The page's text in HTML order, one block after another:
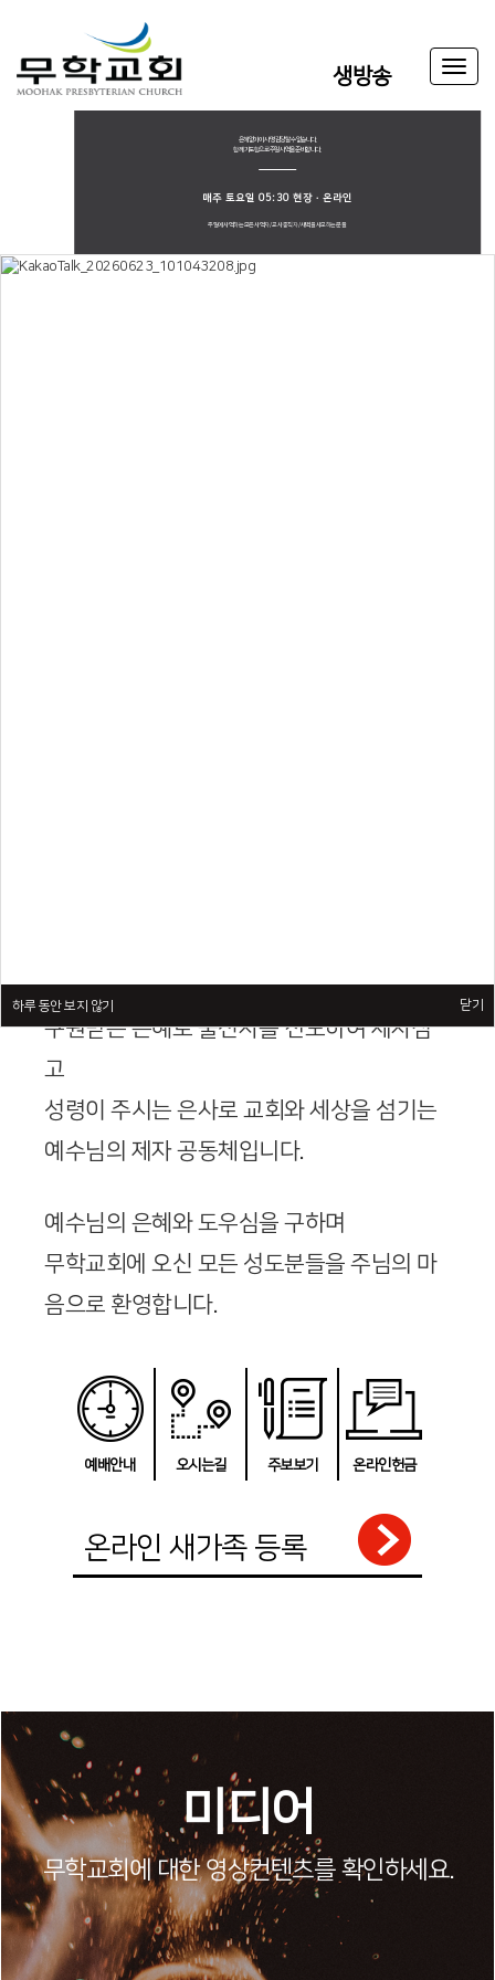
생방송
Toggle
은혜없이 이 사명 감당할 수 없습니다.
함께 기도함으로 주일 사역을 준비합니다.
매주 토요일 05:30 현장·온라인
주일에 사역하는 모든 사역자 / 교사 중직자 / 새벽을 사모하는 분들
구원받은 은혜로 불신자를 전도하여 제자삼
고
성령이 주시는 은사로 교회와 세상을 섬기는
예수님의 제자 공동체입니다.
예수님의 은혜와 도우심을 구하며
무학교회에 오신 모든 성도분들을 주님의 마
음으로 환영합니다.
예배안내 오시는길 주보보기 온라인헌금
온라인 새가족 등록
미디어
무학교회에 대한 영상컨텐츠를 확인하세요.
하루 동안 보지 않기 닫기